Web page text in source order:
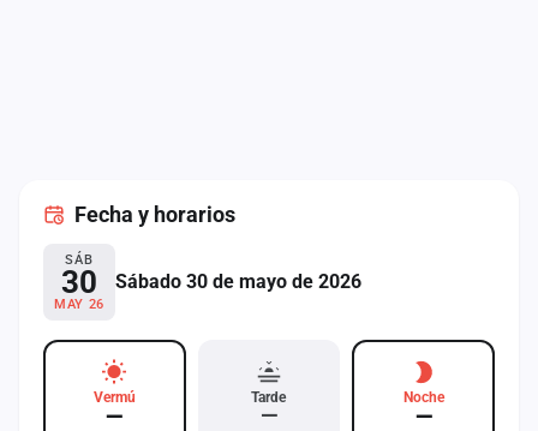
Fecha y horarios
SÁB
30
MAY 26
Sábado 30 de mayo de 2026
Vermú
—
Tarde
—
Noche
—
Administración
Contacto